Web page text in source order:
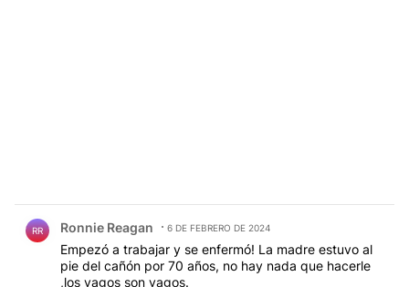
RR Ronnie Reagan 6 DE FEBRERO DE 2024
Empezó a trabajar y se enfermó! La madre estuvo al
pie del cañón por 70 años, no hay nada que hacerle
,los vagos son vagos.